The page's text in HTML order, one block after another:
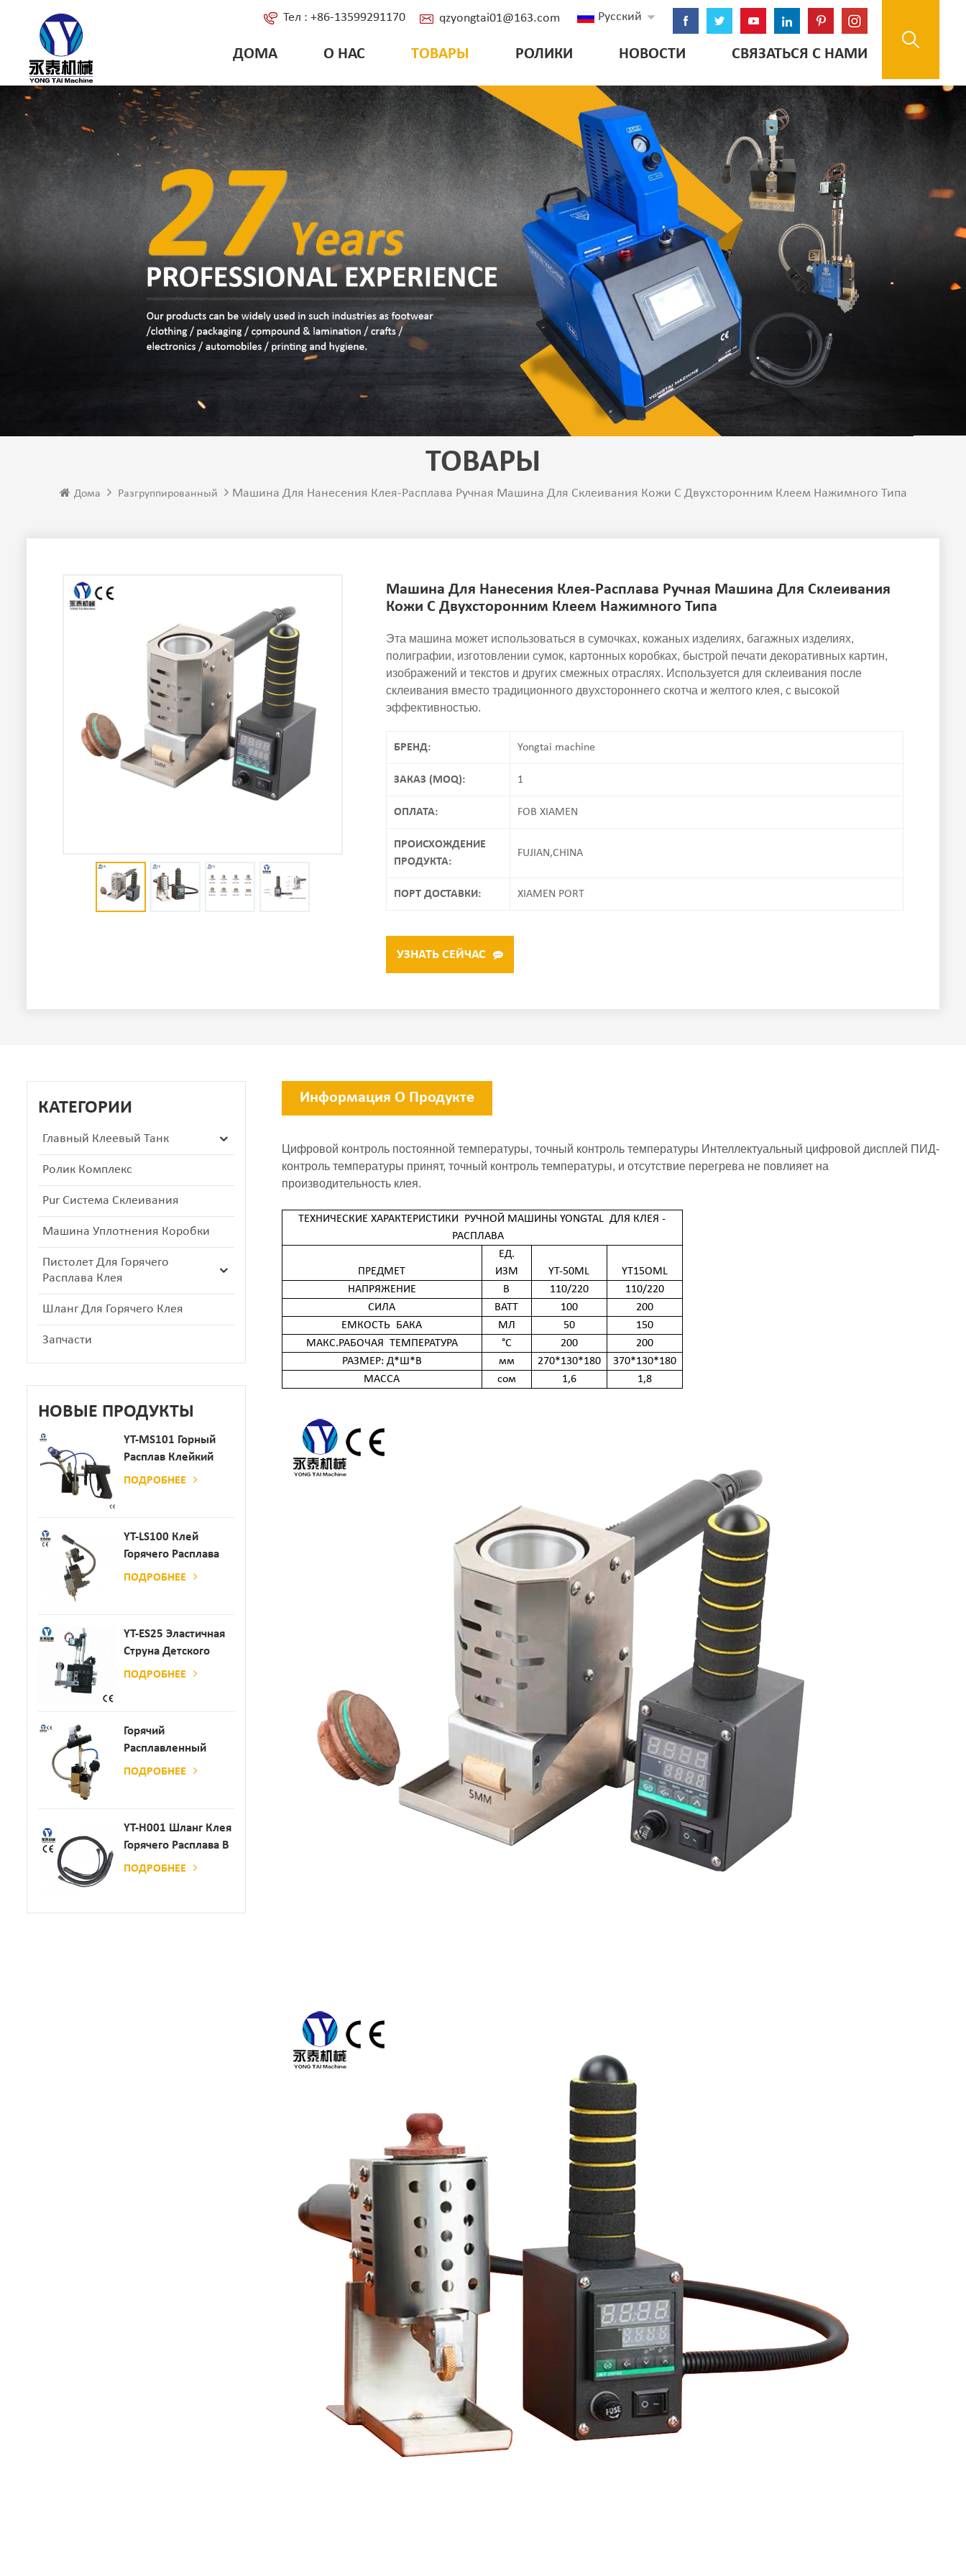
Русский
Тел : +86-13599291170 qzyongtai01@163.com
ДОМА О НАС ТОВАРЫ РОЛИКИ НОВОСТИ СВЯЗАТЬСЯ С НАМИ
ТОВАРЫ
Дома Разгруппированный Машина Для Нанесения Клея-Расплава Ручная Машина Для Склеивания Кожи С Двухсторонним Клеем Нажимного Типа
Машина Для Нанесения Клея-Расплава Ручная Машина Для Склеивания
Кожи С Двухсторонним Клеем Нажимного Типа
Эта машина может использоваться в сумочках, кожаных изделиях, багажных изделиях,
полиграфии, изготовлении сумок, картонных коробках, быстрой печати декоративных картин,
изображений и текстов и других смежных отраслях. Используется для склеивания после
склеивания вместо традиционного двухстороннего скотча и желтого клея, с высокой
эффективностью.
БРЕНД: Yongtai machine
ЗАКАЗ (MOQ): 1
ОПЛАТА: FOB XIAMEN
ПРОИСХОЖДЕНИЕ
ПРОДУКТА:
FUJIAN,CHINA
ПОРТ ДОСТАВКИ: XIAMEN PORT
УЗНАТЬ СЕЙЧАС
КАТЕГОРИИ
Главный Клеевый Танк
Ролик Комплекс
Pur Система Склеивания
Машина Уплотнения Коробки
Пистолет Для Горячего
Расплава Клея
Шланг Для Горячего Клея
Запчасти
НОВЫЕ ПРОДУКТЫ
YT-MS101 Горный
Расплав Клейкий
Распылительный
ПОДРОБНЕЕ
YT-LS100 Клей
Горячего Расплава
Клея
ПОДРОБНЕЕ
YT-ES25 Эластичная
Струна Детского
Пеленки
ПОДРОБНЕЕ
Горячий
Расплавленный
Клей
ПОДРОБНЕЕ
YT-H001 Шланг Клея
Горячего Расплава В
Сочетании С
ПОДРОБНЕЕ
Информация О Продукте
Цифровой контроль постоянной температуры, точный контроль температуры Интеллектуальный цифровой дисплей ПИД-
контроль температуры принят, точный контроль температуры, и отсутствие перегрева не повлияет на
производительность клея.
ТЕХНИЧЕСКИЕ ХАРАКТЕРИСТИКИ РУЧНОЙ МАШИНЫ YONGTAL ДЛЯ КЛЕЯ -
РАСПЛАВА
ПРЕДМЕТ
ЕД.
ИЗМ
YT-50ML
YT15OML
НАПРЯЖЕНИЕ
В 110/220
110/220
СИЛА
ВАТТ 100
200
ЕМКОСТЬ
БАКА МЛ 50
150
МАКС.РАБОЧАЯ ТЕМПЕРАТУРА °С 200
200
РАЗМЕР: Д*Ш*В
мм 270*130*180
370*130*180
МАССА
сом 1,6 1,8